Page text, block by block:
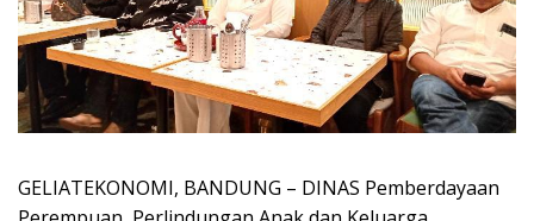
GELIATEKONOMI, BANDUNG – DINAS Pemberdayaan